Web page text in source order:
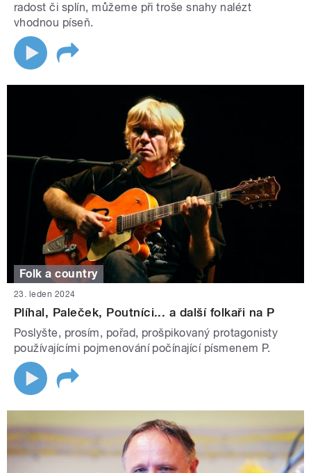
radost či splín, můžeme při troše snahy nalézt
vhodnou píseň.
Folk a country
23. leden 2024
Plíhal, Paleček, Poutníci... a další folkaři na P
Poslyšte, prosím, pořad, prošpikovaný protagonisty
používajícími pojmenování počínající písmenem P.